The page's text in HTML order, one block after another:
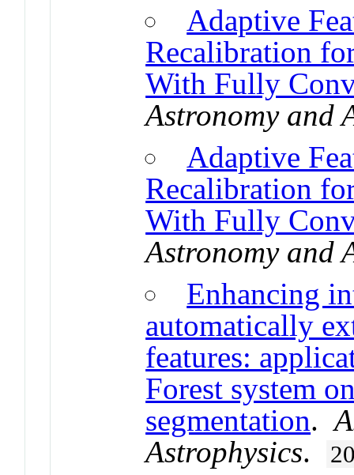
Adaptive
Recalibration
With Fully
Astronomy and
Adaptive
Recalibration
With Fully
Astronomy and
Enhancing
automatically
features:
Forest system
segmentation.
Astrophysics.